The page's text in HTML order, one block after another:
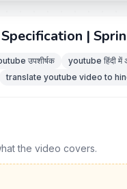
|
उपशीर्षक youtube हिंदी में
translate youtube video to
the video covers.